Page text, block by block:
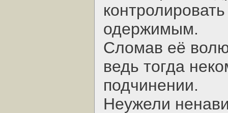
одержимым.
Сломав её
ведь тогда
подчинении.
Неужели